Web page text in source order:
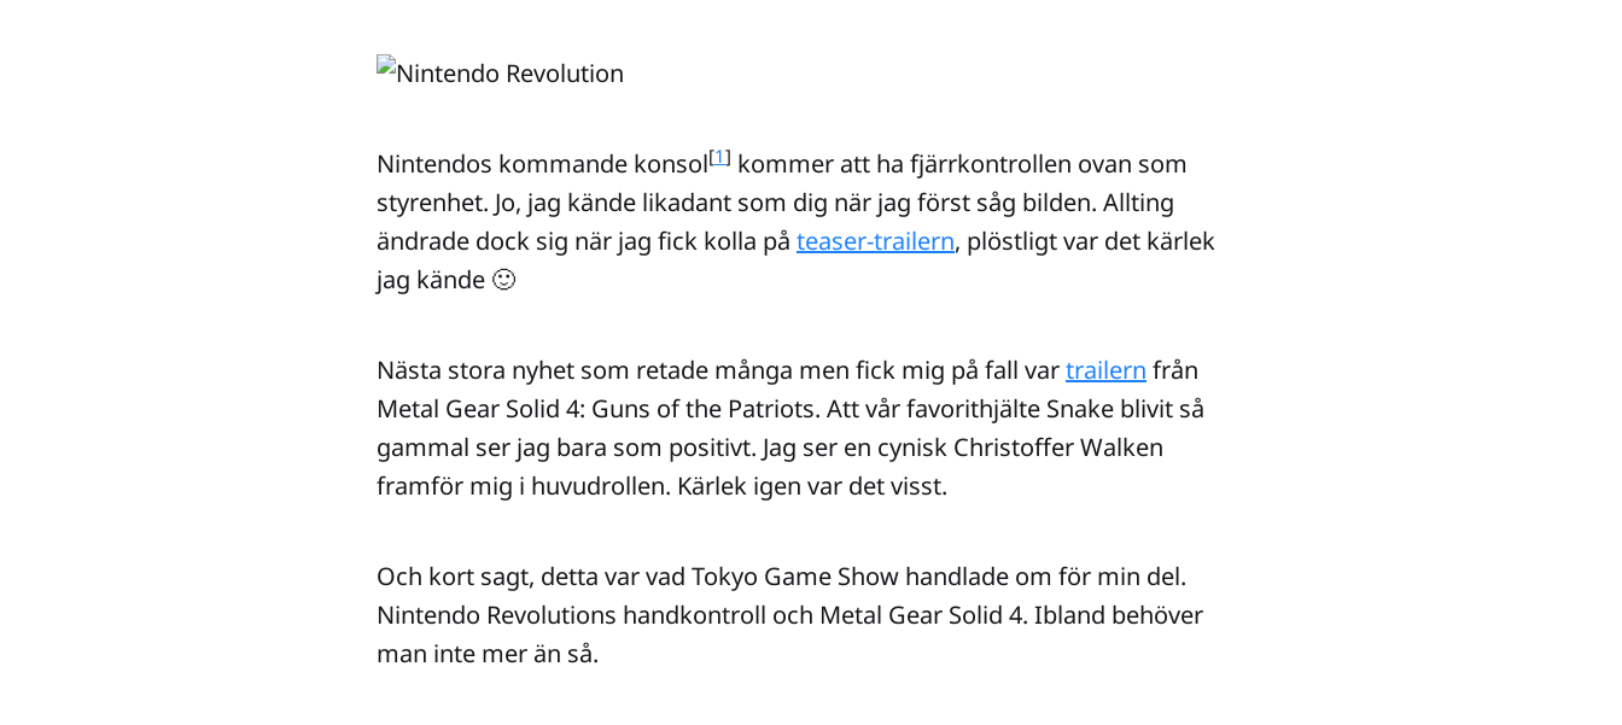
Nintendos kommande konsol[1] kommer att ha fjärrkontrollen ovan som
styrenhet. Jo, jag kände likadant som dig när jag först såg bilden. Allting
ändrade dock sig när jag fick kolla på teaser-trailern, plöstligt var det kärlek
jag kände 🙂
Nästa stora nyhet som retade många men fick mig på fall vartrailern från
Metal Gear Solid 4: Guns of the Patriots. Att vår favorithjälte Snake blivit så
gammal ser jag bara som positivt. Jag ser en cynisk Christoffer Walken
framför mig i huvudrollen. Kärlek igen var det visst.
Och kort sagt, detta var vad Tokyo Game Show handlade om för min del.
Nintendo Revolutions handkontroll och Metal Gear Solid 4. Ibland behöver
man inte mer än så.